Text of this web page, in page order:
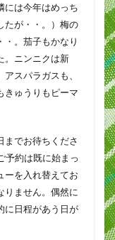
には今年はめっち
たが・・。）梅の
・。茄子もかなり
。ニンニクは新
スパラガスも、
きゅうりもピーマ
までお待ちくださ
予約は既に始まっ
ーを入れ替えてお
りません。偶然に
に日程があう日が